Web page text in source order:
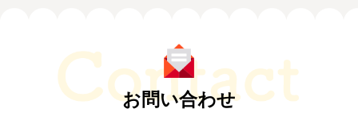
お問い合わせ